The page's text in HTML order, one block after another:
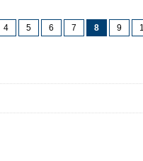
4 5 6 7 8 9